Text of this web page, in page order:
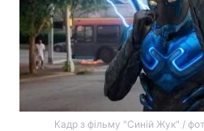
Кадр з фільму "Синій Жук" /